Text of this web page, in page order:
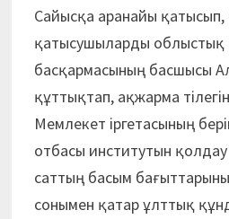
Сайысқа аранайы
қатысушыларды
басқармасының басшысы
құттықтап, ақжарма тілегін
Мемлекет іргетасының
отбасы институтын
саттың басым
сонымен қатар ұлттық